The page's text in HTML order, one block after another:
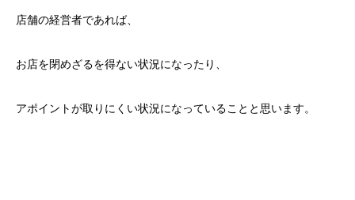
店舗の経営者であれば、
お店を閉めざるを得ない状況になったり、
アポイントが取りにくい状況になっていることと思います。